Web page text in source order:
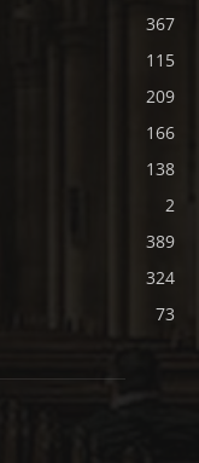
367
115
209
166
138
2
389
324
73